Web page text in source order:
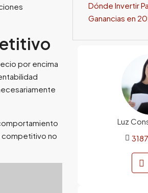
por encima
competitivo no
Dónde Invertir
Ganancias en
Luz